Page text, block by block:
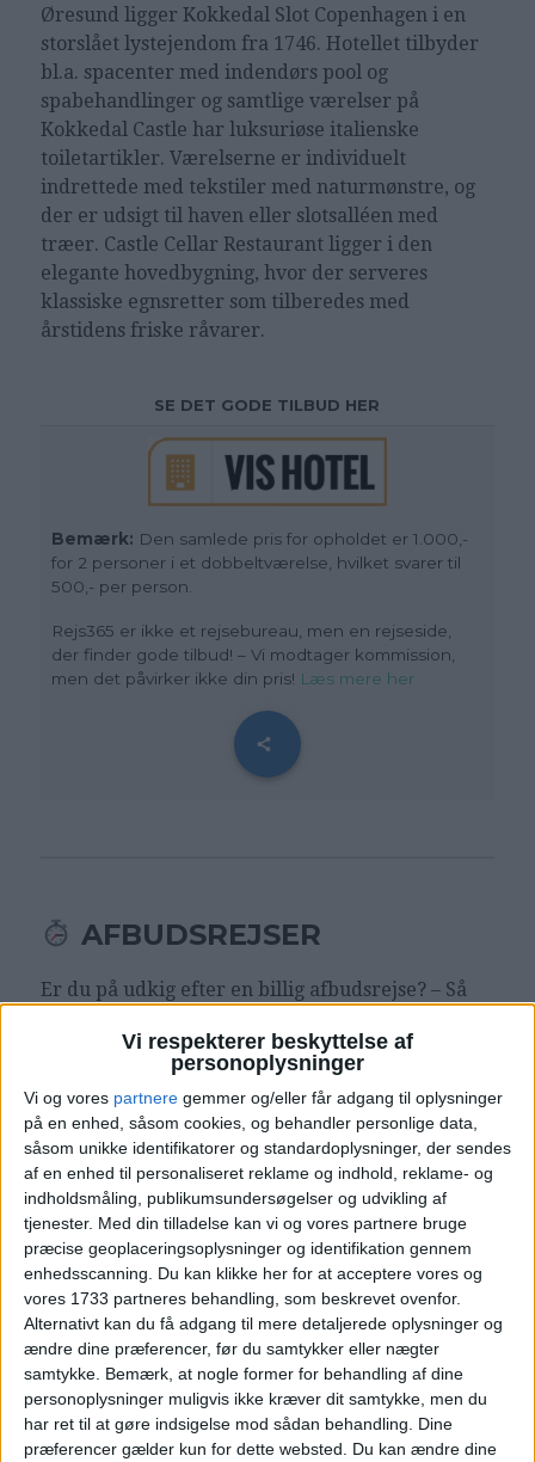
Vi respekterer beskyttelse af
personoplysninger
Vi og vores partnere gemmer og/eller får adgang til oplysninger
på en enhed, såsom cookies, og behandler personlige data,
såsom unikke identifikatorer og standardoplysninger, der sendes
af en enhed til personaliseret reklame og indhold, reklame- og
indholdsmåling, publikumsundersøgelser og udvikling af
tjenester. Med din tilladelse kan vi og vores partnere bruge
præcise geoplaceringsoplysninger og identifikation gennem
enhedsscanning. Du kan klikke her for at acceptere vores og
vores 1733 partneres behandling, som beskrevet ovenfor.
Alternativt kan du få adgang til mere detaljerede oplysninger og
ændre dine præferencer, før du samtykker eller nægter
samtykke. Bemærk, at nogle former for behandling af dine
personoplysninger muligvis ikke kræver dit samtykke, men du
har ret til at gøre indsigelse mod sådan behandling. Dine
præferencer gælder kun for dette websted. Du kan ændre dine
Øresund ligger Kokkedal Slot Copenhagen i en
storslået lystejendom fra 1746. Hotellet tilbyder
bl.a. spacenter med indendørs pool og
spabehandlinger og samtlige værelser på
Kokkedal Castle har luksuriøse italienske
toiletartikler. Værelserne er individuelt
indrettede med tekstiler med naturmønstre, og
der er udsigt til haven eller slotsalléen med
træer. Castle Cellar Restaurant ligger i den
elegante hovedbygning, hvor der serveres
klassiske egnsretter som tilberedes med
årstidens friske råvarer.
SE DET GODE TILBUD HER
Bemærk: Den samlede pris for opholdet er 1.000,-
for 2 personer i et dobbeltværelse, hvilket svarer til
500,- per person.
Rejs365 er ikke et rejsebureau, men en rejseside,
der finder gode tilbud! – Vi modtager kommission,
men det påvirker ikke din pris! Læs mere her
AFBUDSREJSER
Er du på udkig efter en billig afbudsrejse? – Så
tag et kigher: